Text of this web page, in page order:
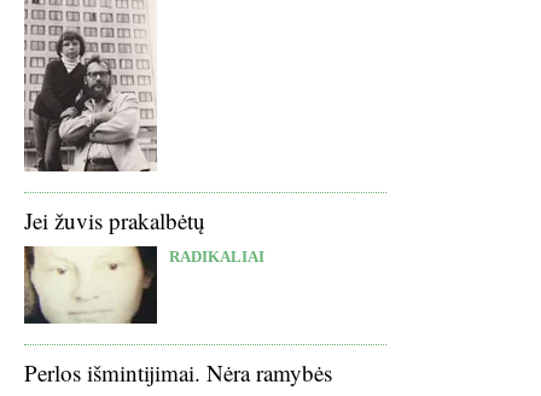
Jei žuvis prakalbėtų
RADIKALIAI
Perlos išmintijimai. Nėra ramybės